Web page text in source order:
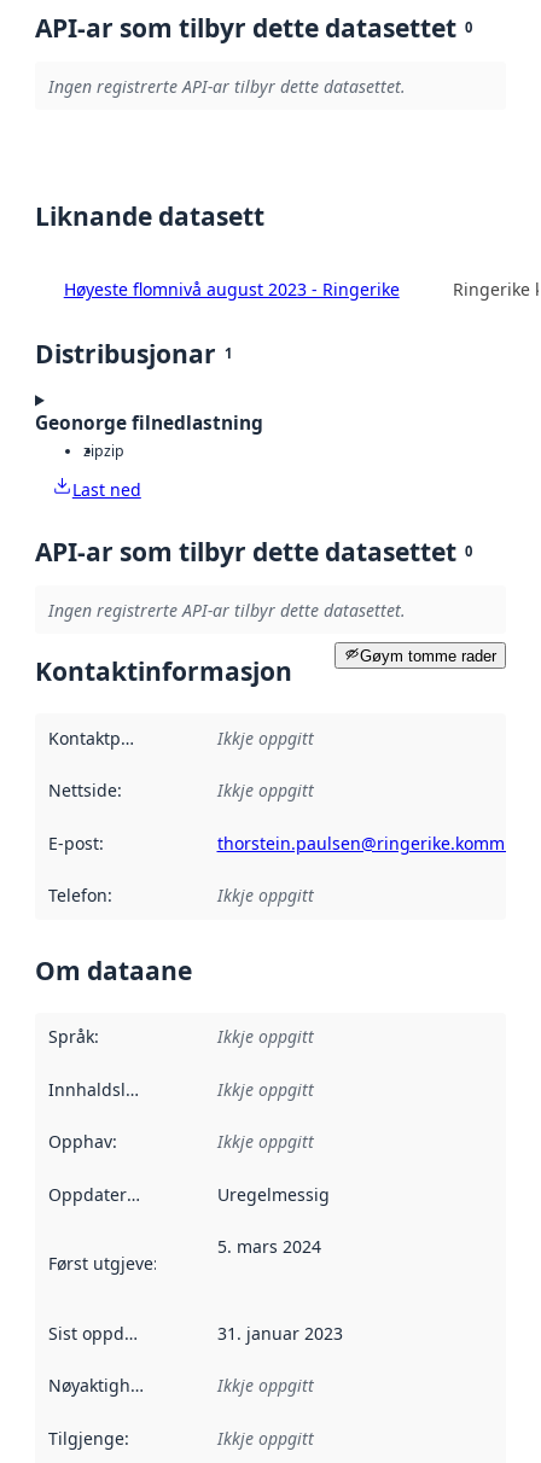
API-ar som tilbyr dette datasettet 0
Ingen registrerte API-ar tilbyr dette datasettet.
Liknande datasett
Høyeste flomnivå august 2023 - Ringerike Ringerike
Distribusjonar 1
Geonorge filnedlastning
zipzip
Last ned
API-ar som tilbyr dette datasettet 0
Ingen registrerte API-ar tilbyr dette datasettet.
Gøym tomme rader
Kontaktinformasjon
Kontaktpunkt Ikkje oppgitt
Nettside: Ikkje oppgitt
E-post:
Telefon: Ikkje oppgitt
Om dataane
Språk: Ikkje oppgitt
Innhaldsleverandørar :
Ikkje oppgitt
Opphav: Ikkje oppgitt
Oppdateringsfrekvens :
Uregelmessig
Først utgjeve:
5. mars 2024
Sist oppdatert 31. januar 2023
Nøyaktigheit Ikkje oppgitt
Tilgjenge: Ikkje oppgitt